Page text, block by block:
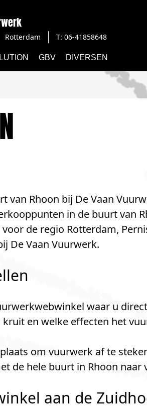
Rotterdam T: 06-41858648
GBV DIVERSEN
van Rhoon bij De Vaan
in de buurt van
de regio Rotterdam,
De Vaan Vuurwerk.
waar u
en welke effecten het
om vuurwerk af te
de hele buurt in Rhoon
aan de